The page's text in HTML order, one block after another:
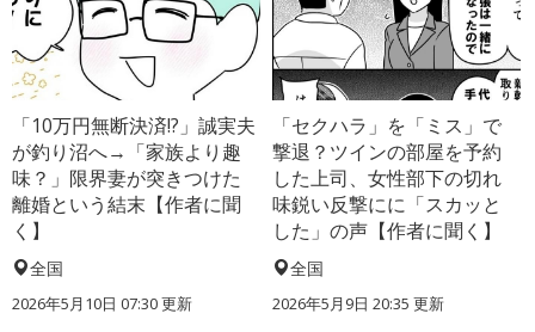
「10万円無断決済!?」誠実夫
が釣り沼へ→「家族より趣
味？」限界妻が突きつけた
離婚という結末【作者に聞
く】
全国
2026年5月10日 07:30 更新
「セクハラ」を「ミス」で
撃退？ツインの部屋を予約
した上司、女性部下の切れ
味鋭い反撃にに「スカッと
した」の声【作者に聞く】
全国
2026年5月9日 20:35 更新